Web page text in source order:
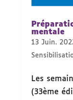
mentale
13 Juin.
Les
(33ème